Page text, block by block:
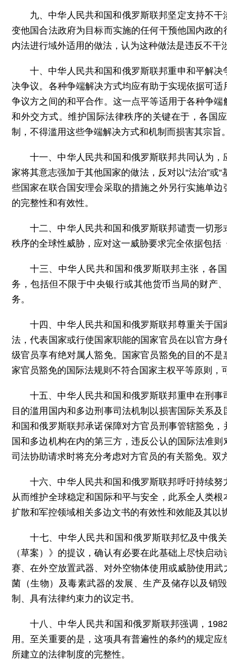
九、中华人民共和国和俄罗斯联邦坚定支持不
变他国合法政府为目标而实施的任何干预他国内政
内法进行域外适用的做法，认为这种做法是违反不干
十、中华人民共和国和俄罗斯联邦重申和平解
决争议。各种争端解决方式均应有助于实现依据可
争议方之间的和平合作。这一点平等适用于各种争
和外交方式。维护国际法律秩序的关键在于，各国
制，不得滥用这些争端解决方式和机制而损害其宗旨
十一、中华人民共和国和俄罗斯联邦共同认为
家将其意志强加于其他国家的做法，反对以“法治”或
些国家在联合国安理会采取的措施之外另行实施单
的完整性和有效性。
十二、中华人民共和国和俄罗斯联邦谴责一切
秩序的全球性威胁，应对这一威胁要求完全依据包
十三、中华人民共和国和俄罗斯联邦主张，各
务，包括但不限于中央银行或其他货币当局的财产
务。
十四、中华人民共和国和俄罗斯联邦尊重关于
法，代表国家或行使国家职能的国家官员在以官方
级官员享有绝对属人豁免。国家官员豁免的目的不
家官员豁免的国际法规则不符合国家主权平等原则，
十五、中华人民共和国和俄罗斯联邦重申在刑
目的滥用国内和多边刑事司法机制以损害国际关系
和国和俄罗斯联邦承诺保障对方官员刑事管辖豁免
国和多边机构在内的第三方，违反公认的国际法准
司法协助请求时将充分考虑对方官员的有关豁免。
十六、中华人民共和国和俄罗斯联邦呼吁持续
从而维护全球稳定和国际和平与安全，此系全人类
扩散和军控领域相关多边文书的有效性和效能及其以
十七、中华人民共和国和俄罗斯联邦忆及中俄
（草案）》的提议，确认有必要在此基础上尽快启
赛、在外空放置武器、对外空物体使用或威胁使用
菌（生物）及毒素武器的发展、生产及储存以及销
制、具有法律约束力的议定书。
十八、中华人民共和国和俄罗斯联邦强调，
用。至关重要的是，这项具有普遍性的条约的规定
所建立的法律制度的完整性。